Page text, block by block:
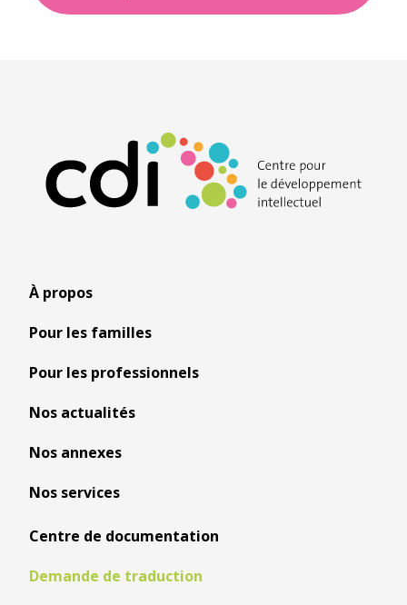
À propos
Pour les familles
Pour les professionnels
Nos actualités
Nos annexes
Nos services
Centre de documentation
Demande de traduction